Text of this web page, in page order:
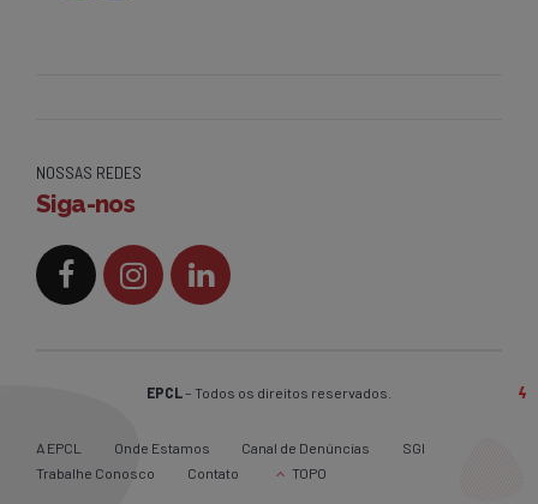
NOSSAS REDES
Siga-nos
EPCL– Todos os direitos reservados.
A EPCL Onde Estamos Canal de Denúncias
SGI
Trabalhe Conosco
Contato TOPO